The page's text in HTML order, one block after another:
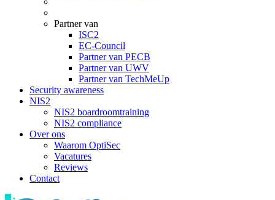
Partner van
ISC2
EC-Council
Partner van PECB
Partner van UWV
Partner van TechMeUp
Security awareness
NIS2
NIS2 boardroomtraining
NIS2 compliance
Over ons
Waarom OptiSec
Vacatures
Reviews
Contact